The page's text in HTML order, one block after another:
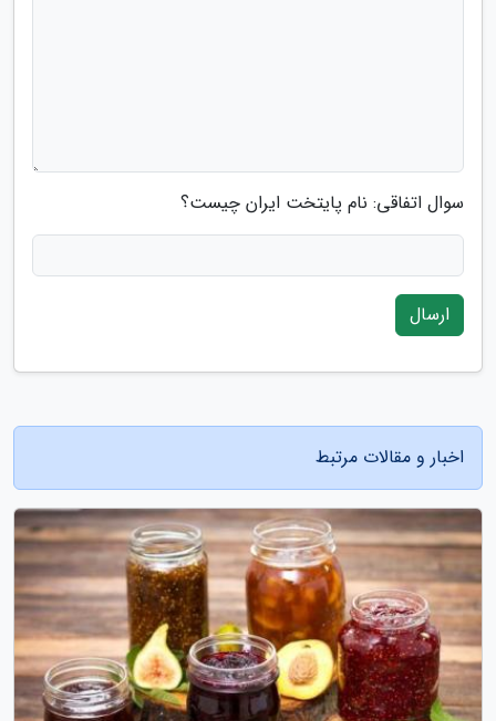
سوال اتفاقی: نام پایتخت ایران چیست؟
ارسال
اخبار و مقالات مرتبط